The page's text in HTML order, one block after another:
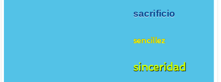
sacrificio
sencillez
sinceridad